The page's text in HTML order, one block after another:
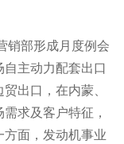
销部形成月度例会
主动力配套出口
出口，在内蒙、
求及客户特征，
方面，发动机事业